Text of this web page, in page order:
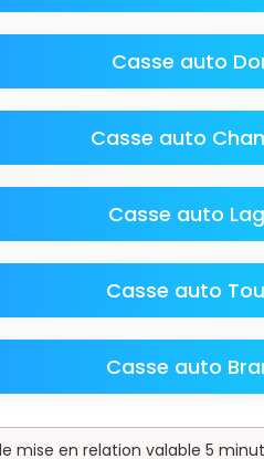
Casse auto
Casse auto
Casse auto
Casse auto
Casse auto
mise en relation valable 5